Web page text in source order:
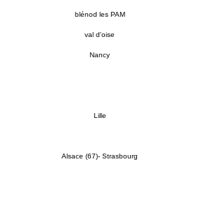
blénod les PAM
val d'oise
Nancy
Lille
Alsace (67)- Strasbourg